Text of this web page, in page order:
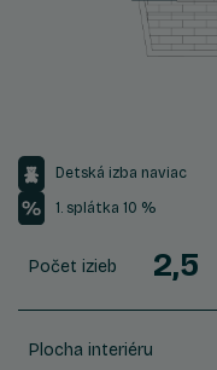
Detská izba naviac
1. splátka 10 %
Počet izieb 2,5
Plocha interiéru